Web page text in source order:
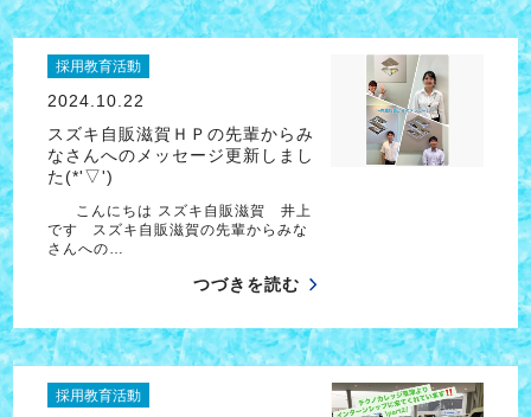
採用教育活動
2024.10.22
スズキ自販滋賀ＨＰの先輩からみ
なさんへのメッセージ更新しまし
た(*'▽')
こんにちは スズキ自販滋賀 井上
です スズキ自販滋賀の先輩からみな
さんへの…
つづきを読む
採用教育活動